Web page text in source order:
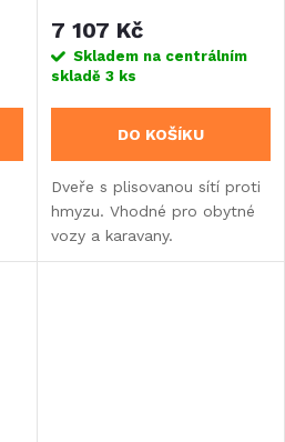
7 107 Kč
Skladem na centrálním
skladě 3 ks
DO KOŠÍKU
Dveře s plisovanou sítí proti
hmyzu. Vhodné pro obytné
vozy a karavany.